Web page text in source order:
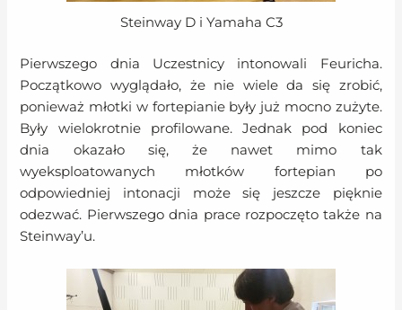
Steinway D i Yamaha C3
Pierwszego dnia Uczestnicy intonowali Feuricha.
Początkowo wyglądało, że nie wiele da się zrobić,
ponieważ młotki w fortepianie były już mocno zużyte.
Były wielokrotnie profilowane. Jednak pod koniec
dnia okazało się, że nawet mimo tak
wyeksploatowanych młotków fortepian po
odpowiedniej intonacji może się jeszcze pięknie
odezwać. Pierwszego dnia prace rozpoczęto także na
Steinway’u.